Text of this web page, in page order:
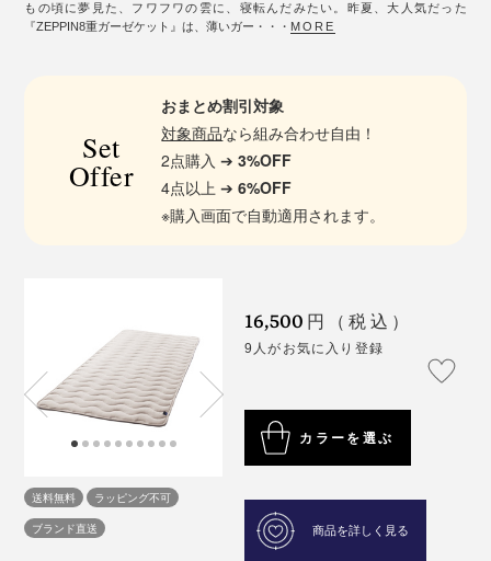
もの頃に夢見た、フワフワの雲に、寝転んだみたい。昨夏、大人気だった
『ZEPPIN8重ガーゼケット』は、薄いガー・・・ MORE
Set
Offer
おまとめ割引対象
対象商品なら組み合わせ自由！
2点購入 ➔3%OFF
4点以上 ➔6%OFF
※購入画面で自動適用されます。
送料無料
ラッピング不可
ブランド直送
16,500 円（税込）
9人がお気に入り登録
カラーを選ぶ
商品を詳しく見る